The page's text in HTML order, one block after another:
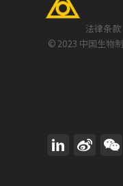
法律条款
© 2023 中国生物